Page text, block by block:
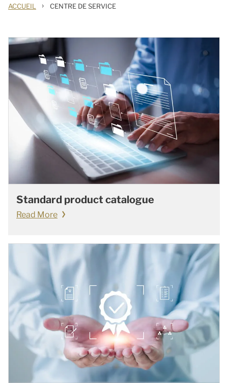
ACCUEIL › CENTRE DE SERVICE
Standard product catalogue
Read More